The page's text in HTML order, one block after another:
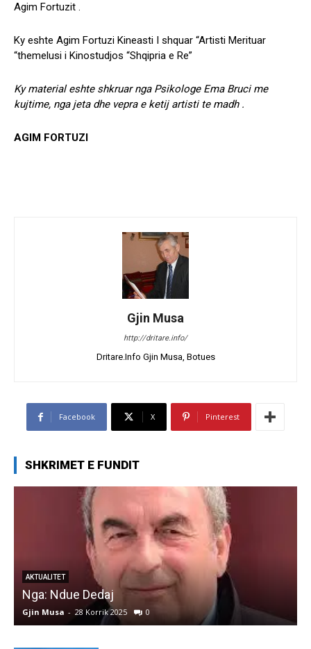
Agim Fortuzit .
Ky eshte Agim Fortuzi Kineasti I shquar “Artisti Merituar
“themelusi i Kinostudjos “Shqipria e Re”
Ky material eshte shkruar nga Psikologe Ema Bruci me
kujtime, nga jeta dhe vepra e ketij artisti te madh .
AGIM FORTUZI
Gjin Musa
http://dritare.info/
Dritare.Info Gjin Musa, Botues
Facebook X Pinterest
SHKRIMET E FUNDIT
AKTUALITET
Nga: Ndue Dedaj
Gjin Musa - 28 Korrik 2025 0